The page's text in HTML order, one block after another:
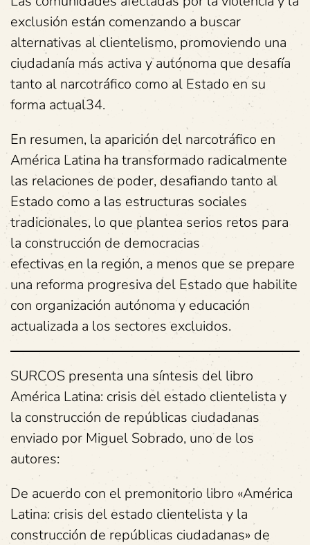
exclusión están comenzando a buscar
alternativas al clientelismo, promoviendo una
ciudadanía más activa y autónoma que desafía
tanto al narcotráfico como al Estado en su
forma actual34.
En resumen, la aparición del narcotráfico en
América Latina ha transformado radicalmente
las relaciones de poder, desafiando tanto al
Estado como a las estructuras sociales
tradicionales, lo que plantea serios retos para
la construcción de democracias
efectivas en la región, a menos que se prepare
una reforma progresiva del Estado que habilite
con organización autónoma y educación
actualizada a los sectores excluidos.
SURCOS presenta una síntesis del libro
América Latina: crisis del estado clientelista y
la construcción de repúblicas ciudadanas
enviado por Miguel Sobrado, uno de los
autores:
De acuerdo con el premonitorio libro «América
Latina: crisis del estado clientelista y la
construcción de repúblicas ciudadanas» de